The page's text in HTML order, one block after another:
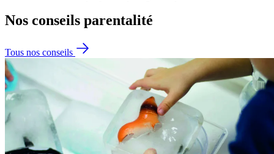
Nos conseils parentalité
Tous nos conseils